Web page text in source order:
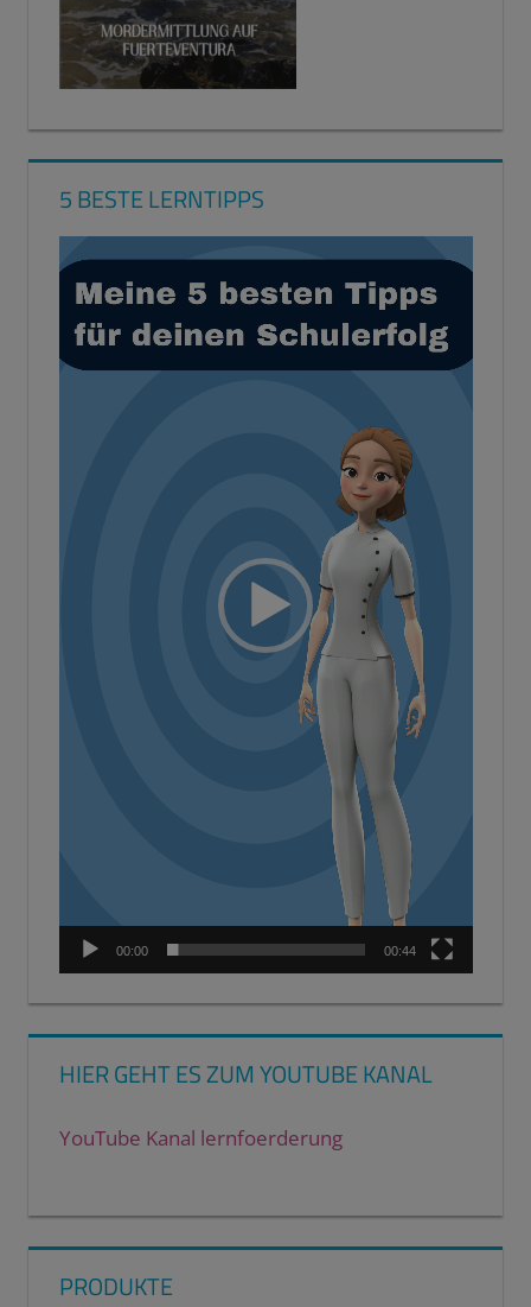
5 BESTE LERNTIPPS
Video-
Player
00:00 00:44
HIER GEHT ES ZUM YOUTUBE KANAL
YouTube Kanal lernfoerderung
PRODUKTE